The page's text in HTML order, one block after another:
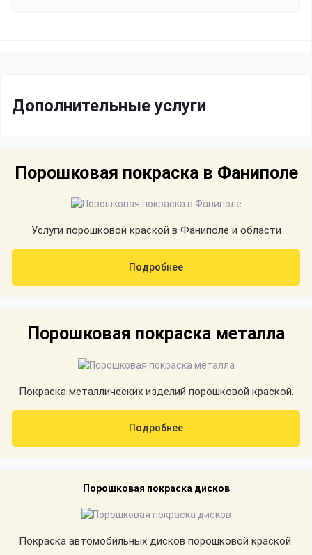
Дополнительные услуги
Порошковая покраска в Фаниполе
Услуги порошковой краской в Фаниполе и области
Подробнее
Порошковая покраска металла
Покраска металлических изделий порошковой краской.
Подробнее
Порошковая покраска дисков
Покраска автомобильных дисков порошковой краской.